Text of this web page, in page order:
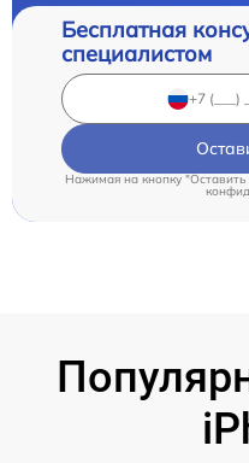
Бесплатная
специалистом
Нажимая на кнопку